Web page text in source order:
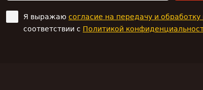
Я выражаю согласие на передачу и
соответствии с Политикой